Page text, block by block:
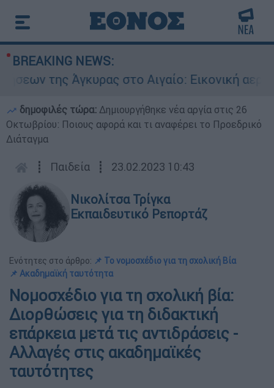
BREAKING NEWS:
στο Αιγαίο: Εικονική αερομαχία
δημοφιλές τώρα: Δημιουργήθηκε νέα αργία στις 26
Οκτωβρίου: Ποιους αφορά και τι αναφέρει το Προεδρικό
Διάταγμα
┋ Παιδεία ┋ 23.02.2023 10:43
Νικολίτσα Τρίγκα
Εκπαιδευτικό Ρεπορτάζ
Ενότητες στο άρθρο: 📌 Το νομοσχέδιο για τη σχολική Βία
📌 Ακαδημαϊκή ταυτότητα
Νομοσχέδιο για τη σχολική βία:
Διορθώσεις για τη διδακτική
επάρκεια μετά τις αντιδράσεις -
Αλλαγές στις ακαδημαϊκές
ταυτότητες